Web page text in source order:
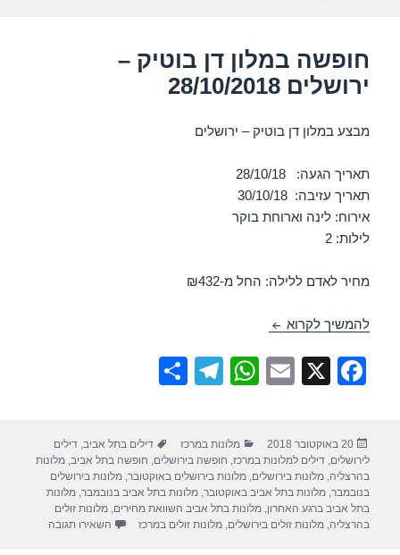
חופשה במלון דן בוטיק –
ירושלים 28/10/2018
מבצע במלון דן בוטיק – ירושלים
תאריך הגעה: 28/10/18
תאריך עזיבה: 30/10/18
אירוח: לינה וארוחת בוקר
לילות: 2
מחיר לאדם ללילה: החל מ-₪432
להמשיך לקרוא חופשה במלון דן בוטיק – ירושלים 28/10/2018
F
e
b
o
X
E
W
s
A
p
T
gr
a
m
e
פורסם
בתאריך
20 באוקטובר 2018 קטגוריות
מלונות במרכז תגיות
דילים בתל אביב ,דילים
לירושלים ,דילים למלונות במרכז חופשה בירושלים חופשה בתל אביב ,מלונות
בהרצליה ,מלונות בירושלים ,מלונות בירושלים באוקטובר ,מלונות בירושלים
בנובמבר ,מלונות בתל אביב באוקטובר ,מלונות בתל אביב בנובמבר ,מלונות
בתל אביב ברגע האחרון ,מלונות בתל אביב השוואת מחירים ,מלונות זולים
בהרצליה ,מלונות זולים בירושלים ,מלונות זולים במרכז השאירו תגובה